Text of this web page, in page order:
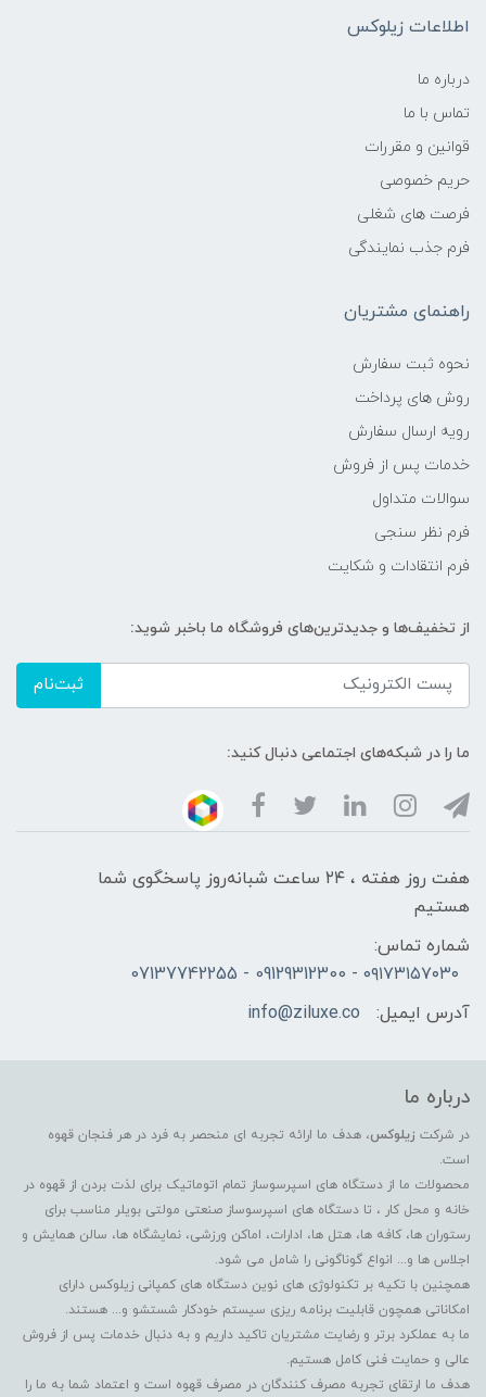
اطلاعات زیلوکس
درباره ما
تماس با ما
قوانین و مقررات
حریم خصوصی
فرصت های شغلی
فرم جذب نمایندگی
راهنمای مشتریان
نحوه ثبت سفارش
روش های پرداخت
رویه ارسال سفارش
خدمات پس از فروش
سوالات متداول
فرم نظر سنجی
فرم انتقادات و شکایت
از تخفیف‌ها و جدیدترین‌های فروشگاه ما باخبر شوید:
ثبت‌نام
ما را در شبکه‌های اجتماعی دنبال کنید:
هفت روز هفته ، ۲۴ ساعت شبانه‌روز پاسخگوی شما
هستیم
شماره تماس:
۰۹۱۷۳۱۵۷۰۳۰ - 09129312300 - 07137742255
آدرس ایمیل:
info@ziluxe.co
درباره ما
در شرکت زیلوکس، هدف ما ارائه تجربه ای منحصر به فرد در هر فنجان قهوه
است.
محصولات ما از دستگاه های اسپرسوساز تمام اتوماتیک برای لذت بردن از قهوه در
خانه و محل کار ، تا دستگاه های اسپرسوساز صنعتی مولتی بویلر مناسب برای
رستوران ها، کافه ها، هتل ها، ادارات، اماکن ورزشی، نمایشگاه ها، سالن همایش و
اجلاس ها و... انواع گوناگونی را شامل می شود.
همچنین با تکیه بر تکنولوژی های نوین دستگاه های کمپانی زیلوکس دارای
امکاناتی همچون قابلیت برنامه ریزی سیستم خودکار شستشو و... هستند.
ما به عملکرد برتر و رضایت مشتریان تاکید داریم و به دنبال خدمات پس از فروش
عالی و حمایت فنی کامل هستیم.
هدف ما ارتقای تجربه مصرف کنندگان در مصرف قهوه است و اعتماد شما به ما را